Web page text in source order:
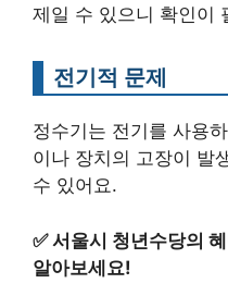
제일 수 있으니 확인이
전기적 문제
정수기는 전기를 사용
이나 장치의 고장이 발
수 있어요.
✅서울시 청년수당의
알아보세요!